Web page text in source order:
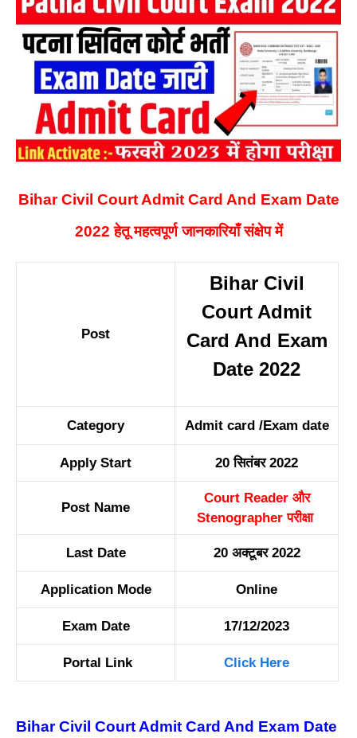
Bihar Civil Court Admit Card And Exam Date
2022 हेतू महत्वपूर्ण जानकारियाँ संक्षेप में
Post
Bihar Civil
Court Admit
Card And Exam
Date 2022
Category Admit card /Exam date
Apply Start 20 सितंबर 2022
Post Name
Court Reader और
Stenographer परीक्षा
Last Date 20 अक्टूबर 2022
Application Mode Online
Exam Date 17/12/2023
Portal Link Click Here
Bihar Civil Court Admit Card And Exam Date